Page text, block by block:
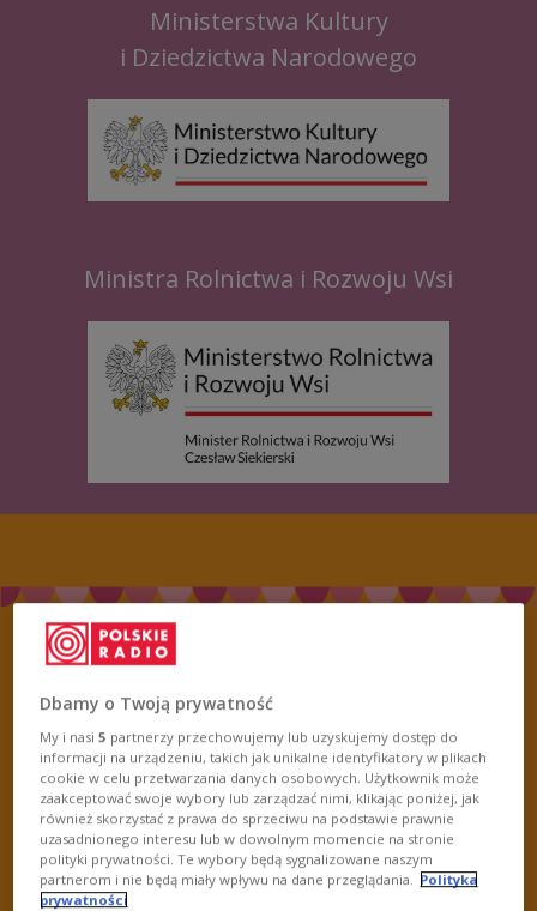
Ministerstwa Kultury
i Dziedzictwa Narodowego
Ministra Rolnictwa i Rozwoju Wsi
LAUREACI 2024
Dbamy o Twoją prywatność
My i nasi5 partnerzy przechowujemy lub uzyskujemy dostęp do
informacji na urządzeniu, takich jak unikalne identyfikatory w plikach
cookie w celu przetwarzania danych osobowych. Użytkownik może
zaakceptować swoje wybory lub zarządzać nimi, klikając poniżej, jak
również skorzystać z prawa do sprzeciwu na podstawie prawnie
uzasadnionego interesu lub w dowolnym momencie na stronie
polityki prywatności. Te wybory będą sygnalizowane naszym
partnerom i nie będą miały wpływu na dane przeglądania. Polityka
prywatności